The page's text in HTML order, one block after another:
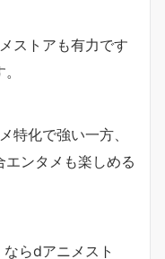
ストアも有力です
特化で強い一方、
ンタメも楽しめる
らdアニメスト